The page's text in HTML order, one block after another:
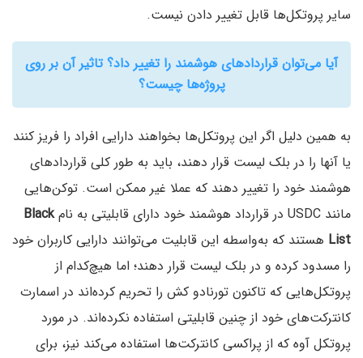
سایر پروتکل‌ها قابل تغییر دادن نیست.
آیا می‌توان قرارداد‌های هوشمند را تغییر داد؟ تاثیر آن بر روی
پروژه‌ها چیست؟
به همین دلیل اگر این پروتکل‌ها بخواهند دارایی افراد را فریز کنند
یا آنها را در بلک لیست قرار دهند، باید به طور کلی قراردادهای
هوشمند خود را تغییر دهند که عملا غیر ممکن است. توکن‌هایی
مانند USDC در قرارداد هوشمند خود دارای قابلیتی به نام
Black
List هستند که به‌واسطه این قابلیت می‌توانند دارایی کاربران خود
را مسدود کرده و در بلک لیست قرار دهند؛ اما هیچ‌کدام از
پروتکل‌هایی که تاکنون تورنادو کش را تحریم کرده‌‌اند در اسمارت
کانترکت‌های خود از چنین قابلیتی استفاده نکرده‌اند. در مورد
پروتکل آوه که از پراکسی کانترکت‌ها استفاده می‌کند نیز، برای